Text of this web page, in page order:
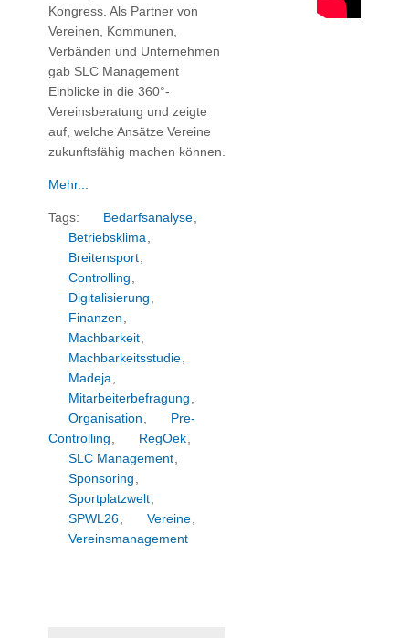
Kongress. Als Partner von
Vereinen, Kommunen,
Verbänden und Unternehmen
gab SLC Management
Einblicke in die 360°-
Vereinsberatung und zeigte
auf, welche Ansätze Vereine
zukunftsfähig machen können.
Mehr...
Tags: Bedarfsanalyse
Betriebsklima
Breitensport
Controlling
Digitalisierung
Finanzen
Machbarkeit
Machbarkeitsstudie
Madeja
Mitarbeiterbefragung
Organisation
Pre-
Controlling
RegOek
SLC Management
Sponsoring
Sportplatzwelt
SPWL26
Vereine
Vereinsmanagement